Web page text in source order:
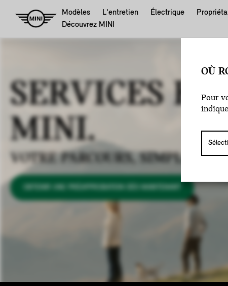
Modèles L'entretien Électrique
Découvrez MINI
SERVICES
MINI.
VOTRE PARCOURS, SIMPLIFIÉ.
OÙ
Pour